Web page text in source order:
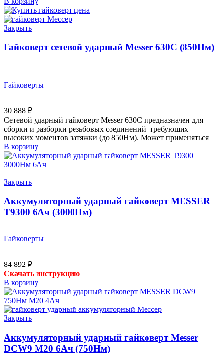
Закрыть
Гайковерт сетевой ударный Messer 630C (850Нм)
Гайковерты
30 888 ₽
Сетевой ударный гайковерт Messer 630C предназначен для
сборки и разборки резьбовых соединений, требующих
высоких моментов затяжки (до 850Нм). Может применяться
В корзину
Закрыть
Аккумуляторный ударный гайковерт MESSER
T9300 6Ач (3000Нм)
Гайковерты
84 892 ₽
Скачать инструкцию
В корзину
Закрыть
Аккумуляторный ударный гайковерт Messer
DCW9 М20 6Ач (750Нм)